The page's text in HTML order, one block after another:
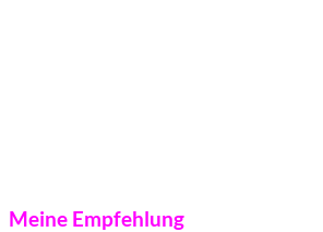
Meine Empfehlung